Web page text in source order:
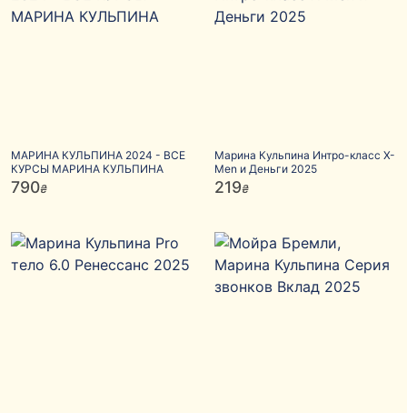
МАРИНА КУЛЬПИНА 2024 - ВСЕ
КУРСЫ МАРИНА КУЛЬПИНА
790₴
Марина Кульпина Интро-класс X-
Men и Деньги 2025
219₴